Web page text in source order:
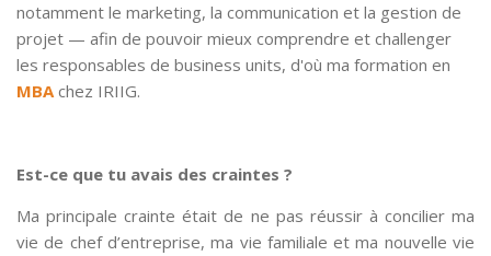
notamment le marketing, la communication et la gestion de
projet — afin de pouvoir mieux comprendre et challenger
les responsables de business units, d'où ma formation en
MBAchez IRIIG.
Est-ce que tu avais des craintes ?
Ma principale crainte était de ne pas réussir à concilier ma
vie de chef d’entreprise, ma vie familiale et ma nouvelle vie